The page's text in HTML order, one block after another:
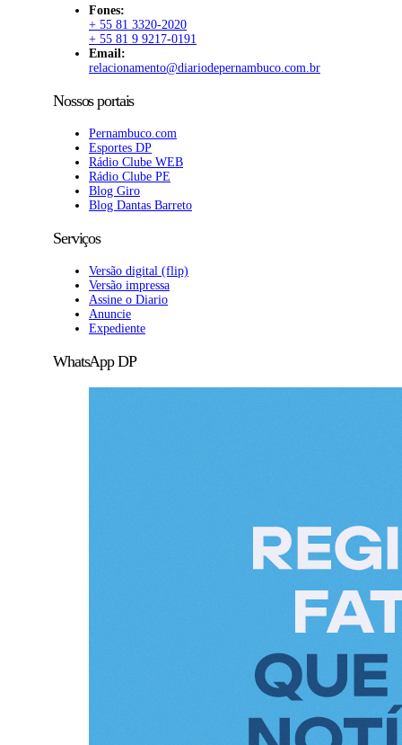
Fones:
+ 55 81 3320-2020
+ 55 81 9 9217-0191
Email:
relacionamento@diariodepernambuco.com.br
Nossos portais
Pernambuco.com
Esportes DP
Rádio Clube WEB
Rádio Clube PE
Blog Giro
Blog Dantas Barreto
Serviços
Versão digital (flip)
Versão impressa
Assine o Diario
Anuncie
Expediente
WhatsApp DP